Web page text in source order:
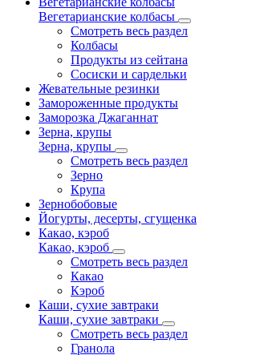
Вегетарианские колбасы
Смотреть весь раздел
Колбасы
Продукты из сейтана
Сосиски и сардельки
Жевательные резинки
Замороженные продукты
Заморозка Джаганнат
Зерна, крупы
Зерна, крупы
Смотреть весь раздел
Зерно
Крупа
Зернобобовые
Йогурты, десерты, сгущенка
Какао, кэроб
Какао, кэроб
Смотреть весь раздел
Какао
Кэроб
Каши, сухие завтраки
Каши, сухие завтраки
Смотреть весь раздел
Гранола